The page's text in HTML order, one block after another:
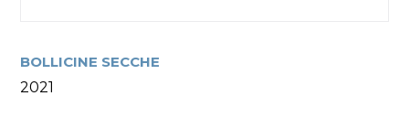
BOLLICINE SECCHE
2021